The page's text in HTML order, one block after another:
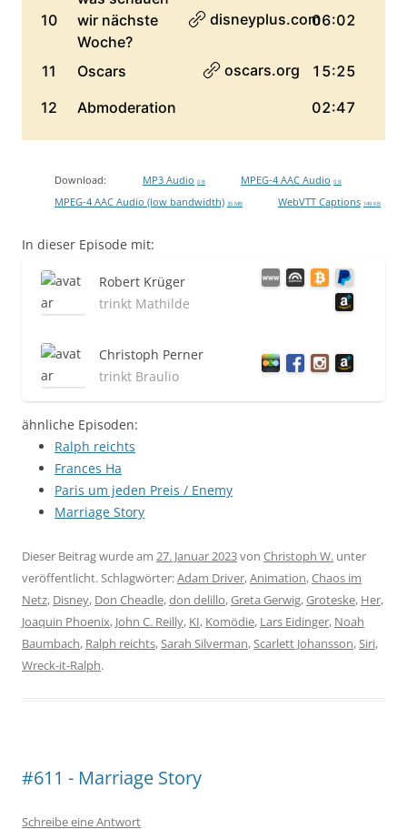
Download: MP3 Audio 0 B MPEG-4 AAC Audio 0 B
MPEG-4 AAC Audio (low bandwidth) 35 MB WebVTT Captions 149 KB
In dieser Episode mit:
Robert Krüger
trinkt Mathilde
Christoph Perner
trinkt Braulio
ähnliche Episoden:
Ralph reichts
Frances Ha
Paris um jeden Preis / Enemy
Marriage Story
Dieser Beitrag wurde am 27. Januar 2023von Christoph W. unter
veröffentlicht. Schlagwörter:Adam Driver,Animation,Chaos im
Netz, Disney, Don Cheadle,don delillo,Greta Gerwig,Groteske, Her,
Joaquin Phoenix, John C. Reilly, KI, Komödie, Lars Eidinger, Noah
Baumbach, Ralph reichts,Sarah Silverman,Scarlett Johansson,Siri,
Wreck-it-Ralph.
#611 - Marriage Story
Schreibe eine Antwort